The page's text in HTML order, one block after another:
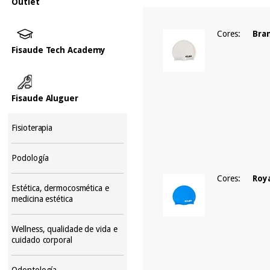
Fisaude Tech Academy
Fisaude Aluguer
Fisioterapia
Podología
Estética, dermocosmética e
medicina estética
Wellness, qualidade de vida e
cuidado corporal
Cores:
Cores: